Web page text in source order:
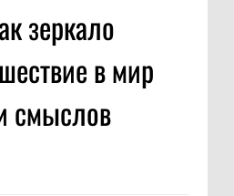
зеркало
в мир
смыслов